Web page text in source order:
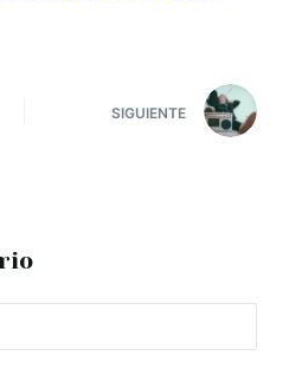
SIGUIENTE